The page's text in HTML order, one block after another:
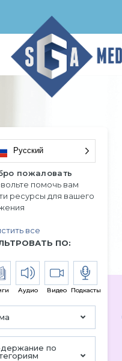
Русский
пожаловать
помочь вам
ресурсы для вашего
все
ПО:
Аудио Видео Подкасты
по